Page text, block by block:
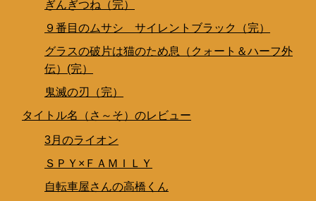
ぎんぎつね（完）
９番目のムサシ サイレントブラック（完）
グラスの破片は猫のため息（クォート＆ハーフ外
伝）(完）
鬼滅の刃（完）
タイトル名（さ～そ）のレビュー
3月のライオン
ＳＰＹ×ＦＡＭＩＬＹ
自転車屋さんの高橋くん